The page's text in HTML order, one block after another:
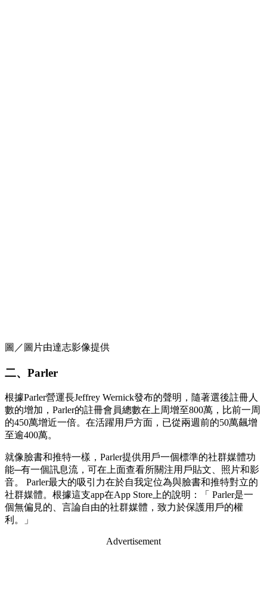
圖／圖片由達志影像提供
二、Parler
根據Parler營運長Jeffrey Wernick發布的聲明，隨著選後註冊人
數的增加，Parler的註冊會員總數在上周增至800萬，比前一周
的450萬增近一倍。在活躍用戶方面，已從兩週前的50萬飆增
至逾400萬。
就像臉書和推特一樣，Parler提供用戶一個標準的社群媒體功
能─有一個訊息流，可在上面查看所關注用戶貼文、照片和影
音。 Parler最大的吸引力在於自我定位為與臉書和推特對立的
社群媒體。根據這支app在App Store上的說明：「 Parler是一
個無偏見的、言論自由的社群媒體，致力於保護用戶的權
利。」
Advertisement